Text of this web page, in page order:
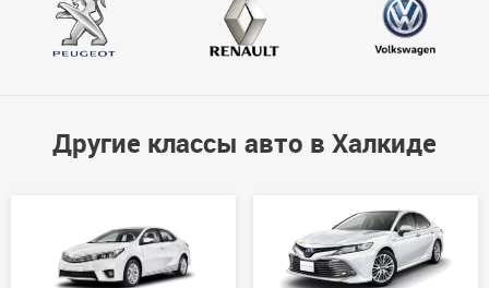
Другие классы авто в Халкиде